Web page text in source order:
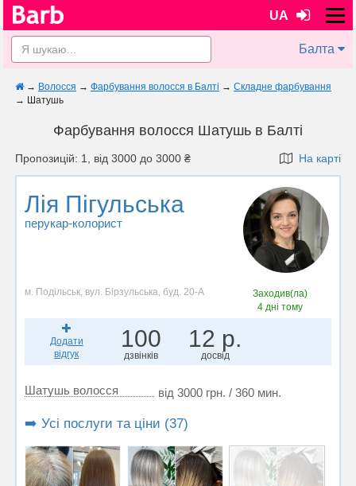
UA
Балта
→ Волосся → Фарбування волосся в Балті → Складне фарбування
→ Шатушь
Фарбування волосся Шатушь в Балті
Пропозицій: 1, від 3000 до 3000 ₴ На карті
Лія Пігульська
перукар-колорист
м. Подільськ, вул. Бірзульська, буд. 20-А
Заходив(ла)
4 дні тому
Додати
відгук
100
дзвінків
12 р.
досвід
Шатушь волосся від 3000 грн. / 360 мин.
➡️ Усі послуги та ціни (37)